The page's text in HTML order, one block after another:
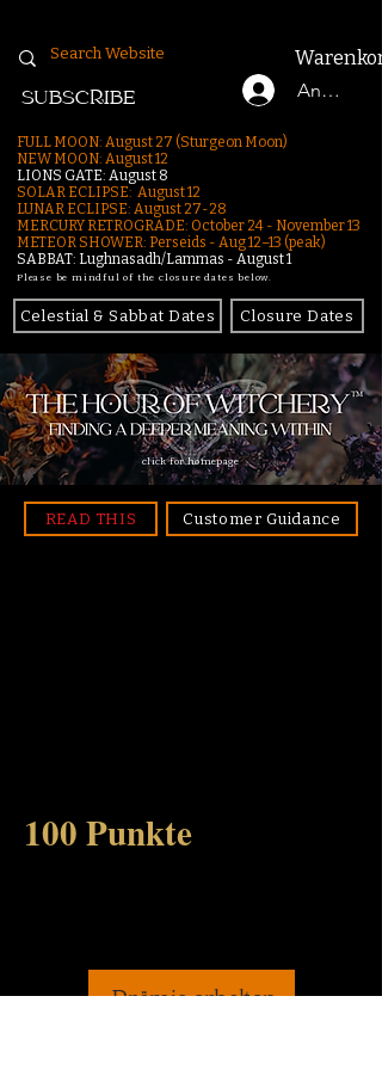
Anmelden
SUBSCRIBE
FULL MOON: August 27 (Sturgeon Moon)
NEW MOON: August 12
LIONS GATE: August 8
SOLAR ECLIPSE: August 12
LUNAR ECLIPSE: August 27-28
MERCURY RETROGRADE: October 24 - November 13
METEOR SHOWER: Perseids - Aug 12–13 (peak)
SABBAT: Lughnasadh/Lammas - August 1
Please be mindful of the closure dates below.
Celestial & Sabbat Dates Closure Dates
click for homepage
READ THIS Customer Guidance
100 Punkte
Prämie erhalten